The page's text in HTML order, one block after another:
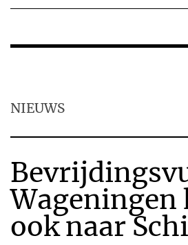
NIEUWS
Wageningen
ook naar